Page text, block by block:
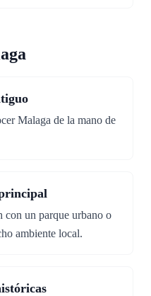
Malaga de la mano de
con un parque urbano o
ambiente local.